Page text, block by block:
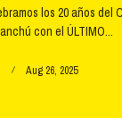
los 20 años del
con el ÚLTIMO...
Aug 26, 2025